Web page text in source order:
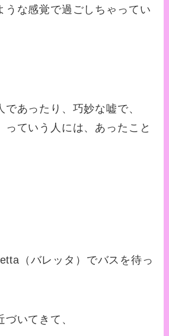
うな感覚で過ごしちゃってい
あったり、巧妙な嘘で、
っていう人には、あったこと
（バレッタ）でバスを待っ
いてきて、